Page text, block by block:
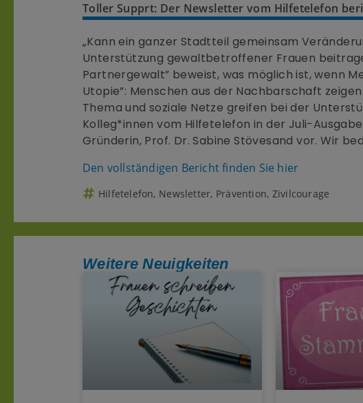
Toller Supprt: Der Newsletter vom Hilfetelefon
„Kann ein ganzer Stadtteil gemeinsam
Unterstützung gewaltbetroffener Frauen
Partnergewalt” beweist, was möglich ist, wenn
Utopie”: Menschen aus der Nachbarschaft
Thema und soziale Netze greifen bei der
Kolleg*innen vom Hilfetelefon in der Juli-
Gründerin, Prof. Dr. Sabine Stövesand vor. Wir
Den vollständigen Bericht finden Sie hier
Hilfetelefon, Newsletter, Prävention, Zivilcourage
Weitere Neuigkeiten